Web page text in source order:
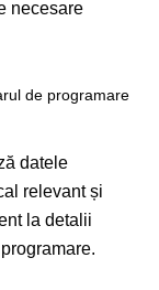
necesare
de programare
datele
relevant și
la detalii